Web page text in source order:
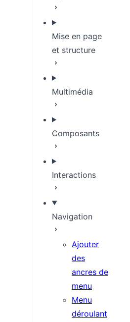
Mise en page
et structure
Multimédia
Composants
Interactions
Navigation
Ajouter
des
ancres de
menu
Menu
déroulant